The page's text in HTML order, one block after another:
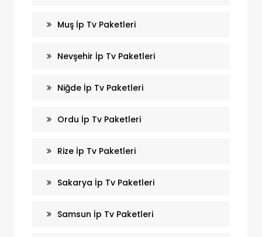
Muş İp Tv Paketleri
Nevşehir İp Tv Paketleri
Niğde İp Tv Paketleri
Ordu İp Tv Paketleri
Rize İp Tv Paketleri
Sakarya İp Tv Paketleri
Samsun İp Tv Paketleri